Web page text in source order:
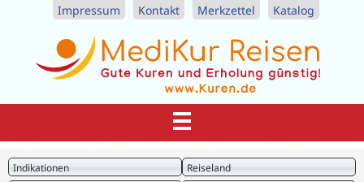
Impressum Kontakt Merkzettel Katalog
Indikationen
Reiseland